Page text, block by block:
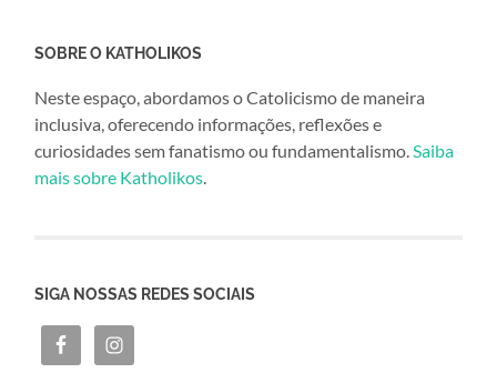
SOBRE O KATHOLIKOS
Neste espaço, abordamos o Catolicismo de maneira
inclusiva, oferecendo informações, reflexões e
curiosidades sem fanatismo ou fundamentalismo.Saiba
mais sobre Katholikos.
SIGA NOSSAS REDES SOCIAIS